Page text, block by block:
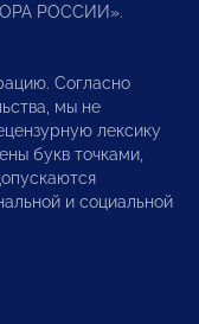
РОССИИ».
Согласно
мы не
лексику
букв точками,
и социальной